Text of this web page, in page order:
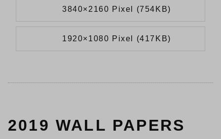
3840×2160 Pixel (754KB)
1920×1080 Pixel (417KB)
2019 WALL PAPERS